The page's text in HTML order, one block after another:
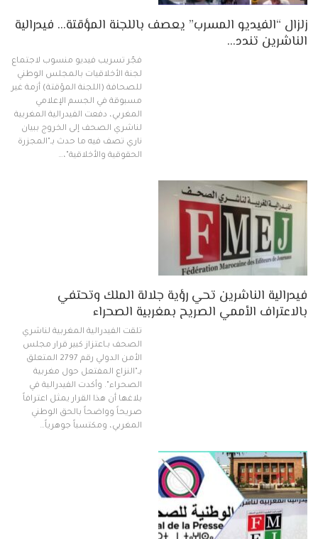
زلزال “الفيديو المسرب” يعصف باللجنة المؤقتة… فيدرالية
الناشرين تندد…
فجّر تسريب فيديو منسوب لاجتماع
لجنة الأخلاقيات بالمجلس الوطني
للصحافة (اللجنة المؤقتة) أزمة غير
مسبوقة في الجسم الإعلامي
المغربي، دفعت الفيدرالية المغربية
لناشري الصحف إلى الخروج ببيان
ناري تصف فيه ما حدث بـ"المجزرة
الحقوقية والأخلاقية"،…
فيدرالية الناشرين تحي رؤية جلالة الملك وتحتفي
بالاعتراف الأممي الصريح بمغربية الصحراء
تلقت الفيدرالية المغربية لناشري
الصحف بـاعتزاز كبير قرار مجلس
الأمن الدولي رقم 2797 المتعلق
بـ"النزاع المفتعل حول مغربية
الصحراء". وأكدت الفيدرالية في
بلاغها أن هذا القرار يمثل اعترافاً
صريحاً وواضحاً بالحق الوطني
المغربي، ومكتسباً جوهرياً…